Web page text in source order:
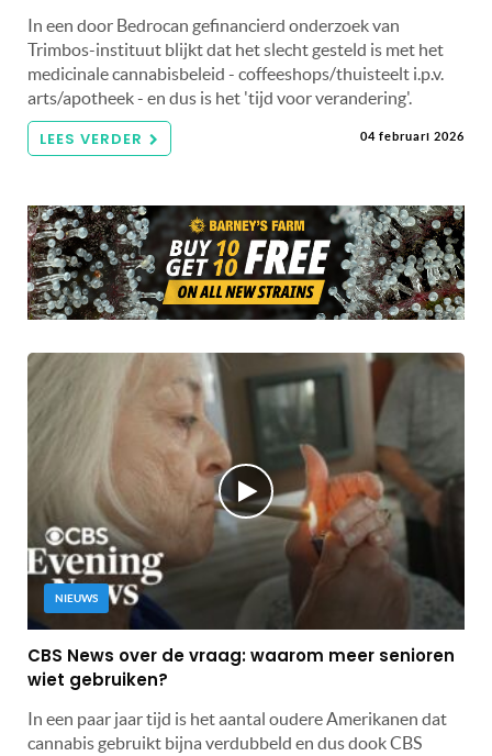
In een door Bedrocan gefinancierd onderzoek van
Trimbos-instituut blijkt dat het slecht gesteld is met het
medicinale cannabisbeleid - coffeeshops/thuisteelt i.p.v.
arts/apotheek - en dus is het 'tijd voor verandering'.
LEES VERDER 04 februari 2026
NIEUWS
CBS News over de vraag: waarom meer senioren
wiet gebruiken?
In een paar jaar tijd is het aantal oudere Amerikanen dat
cannabis gebruikt bijna verdubbeld en dus dook CBS